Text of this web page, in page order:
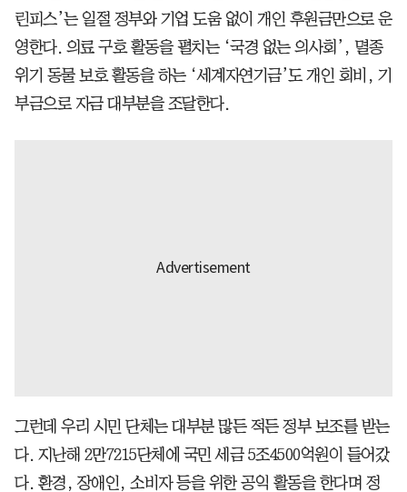
린피스’는 일절 정부와 기업 도움 없이 개인 후원금만으로 운
영한다. 의료 구호 활동을 펼치는 ‘국경 없는 의사회’, 멸종
위기 동물 보호 활동을 하는 ‘세계자연기금’도 개인 회비, 기
부금으로 자금 대부분을 조달한다.
그런데 우리 시민 단체는 대부분 많든 적든 정부 보조를 받는
다. 지난해 2만7215단체에 국민 세금 5조4500억원이 들어갔
다. 환경, 장애인, 소비자 등을 위한 공익 활동을 한다며 정